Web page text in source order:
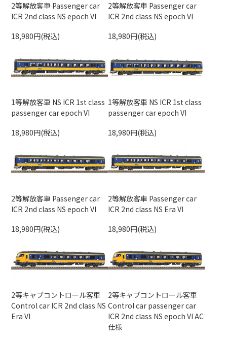
2等解放客車 Passenger car
ICR 2nd class NS epoch VI
18,980円(税込)
2等解放客車 Passenger car
ICR 2nd class NS epoch VI
18,980円(税込)
1等解放客車 NS ICR 1st class
passenger car epoch VI
18,980円(税込)
1等解放客車 NS ICR 1st class
passenger car epoch VI
18,980円(税込)
2等解放客車 Passenger car
ICR 2nd class NS epoch VI
18,980円(税込)
2等解放客車 Passenger car
ICR 2nd class NS Era VI
18,980円(税込)
2等キャブコントロール客車
Control car ICR 2nd class NS
Era VI
2等キャブコントロール客車
Control car passenger car
ICR 2nd class NS epoch VI AC
仕様